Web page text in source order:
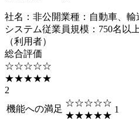
社名 ： 非公開業種 ： 自動車、輸
システム従業員規模 ： 750名以
（利用者）
総合評価
☆☆☆☆☆
★★★★★
2
機能への満足
☆☆☆☆☆
★★★★★
1